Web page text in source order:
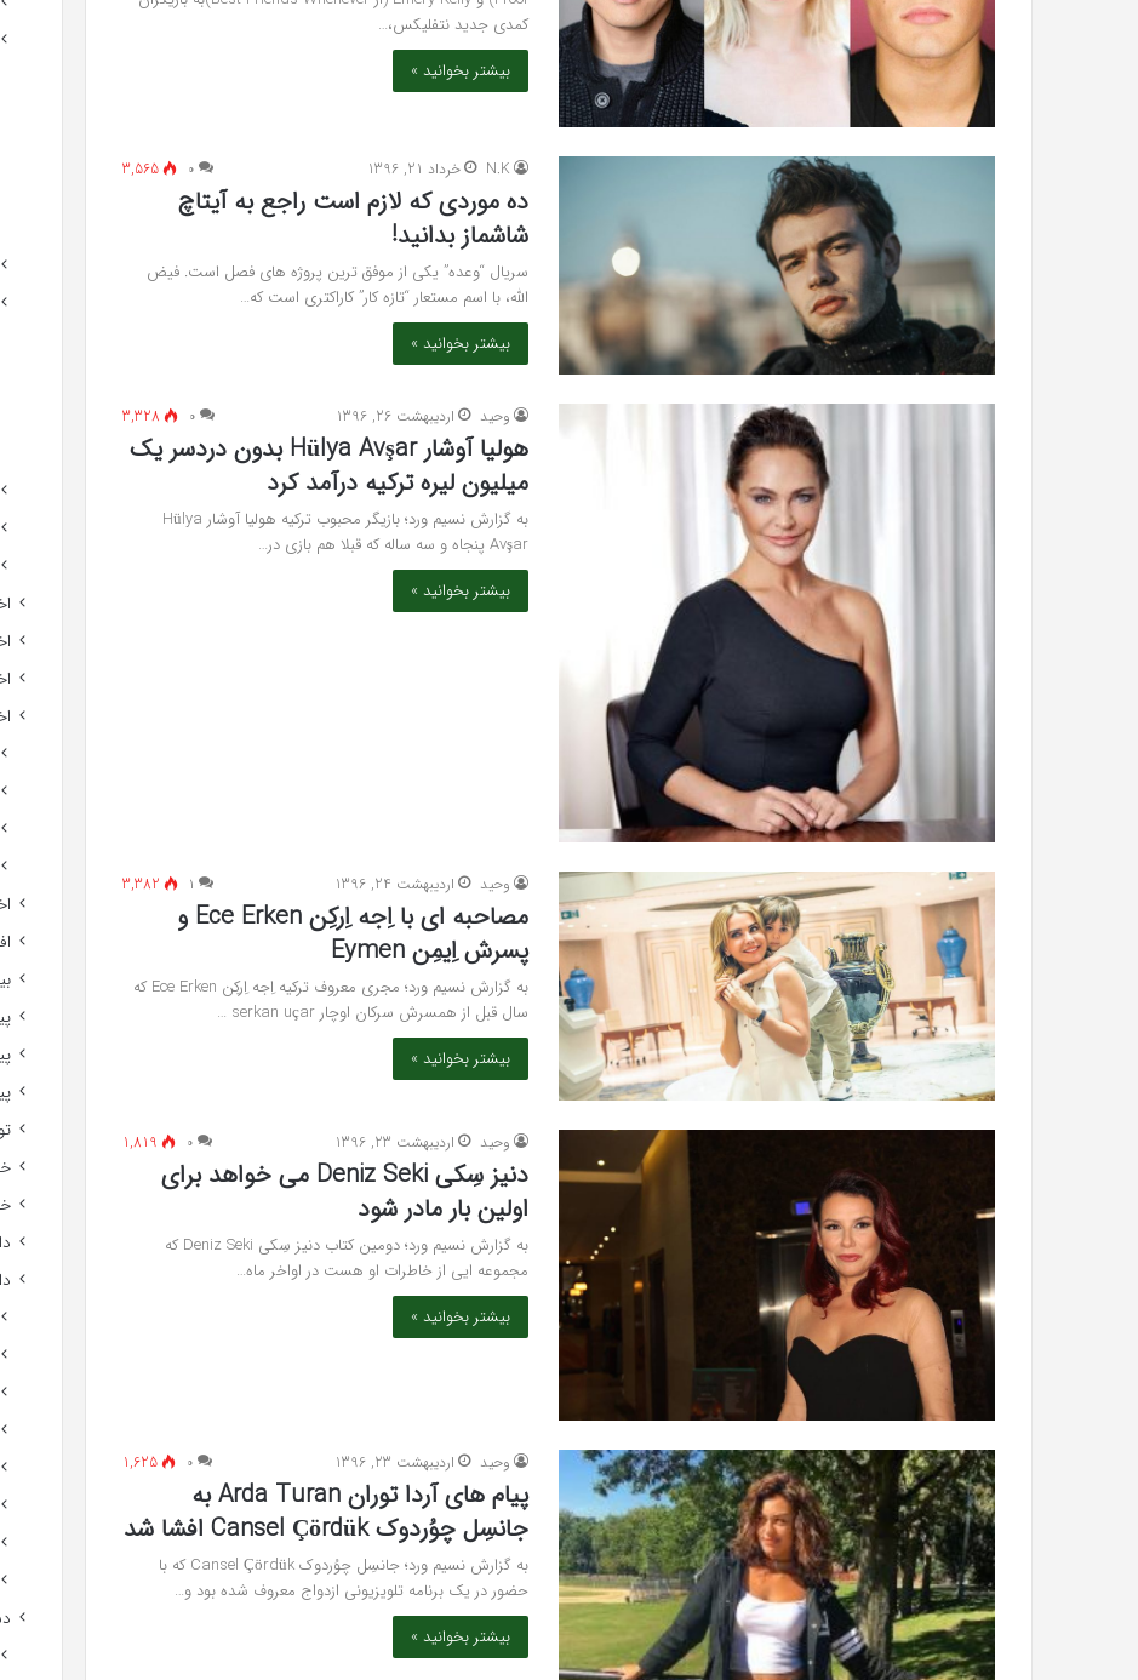
کمدی جدید نتفلیکس،…
بیشتر بخوانید »
N.K خرداد 21, 1396 ۰ 3,565
ده موردی که لازم است راجع به آیتاچ
شاشماز بدانید!
سریال “وعده” یکی از موفق ترین پروژه های فصل است. فیض
الله، با اسم مستعار “تازه کار” کاراکتری است که…
بیشتر بخوانید »
وحید اردیبهشت 26, 1396 ۰ 3,328
هولیا آوشار Hülya Avşar بدون دردسر یک
میلیون لیره ترکیه درآمد کرد
به گزارش نسیم ورد؛ بازیگر محبوب ترکیه هولیا آوشار Hülya
Avşar پنجاه و سه ساله که قبلا هم بازی در…
بیشتر بخوانید »
وحید اردیبهشت 24, 1396 ۱ 3,382
مصاحبه ای با اِجه اِرکِن Ece Erken و
پسرش اِیمِن Eymen
به گزارش نسیم ورد؛ مجری معروف ترکیه اِجه اِرکِن Ece Erken که
سال قبل از همسرش سرکان اوچار serkan uçar …
بیشتر بخوانید »
وحید اردیبهشت 23, 1396 ۰ 1,819
دنیز سِکی Deniz Seki می خواهد برای
اولین بار مادر شود
به گزارش نسیم ورد؛ دومین کتاب دنیز سِکی Deniz Seki که
مجموعه ایی از خاطرات او هست در اواخر ماه…
بیشتر بخوانید »
وحید اردیبهشت 23, 1396 ۰ 1,625
پیام های آردا توران Arda Turan به
جانسِل چوُردوک Cansel Çördük افشا شد
به گزارش نسیم ورد؛ جانسِل چوُردوک Cansel Çördük که با
حضور در یک برنامه تلویزیونی ازدواج معروف شده بود و…
بیشتر بخوانید »